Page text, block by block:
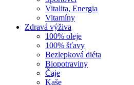
Vitalita, Energia
Vitamíny
Zdravá výživa
100% oleje
100% šťavy
Bezlepková diéta
Biopotraviny
Čaje
Kaše